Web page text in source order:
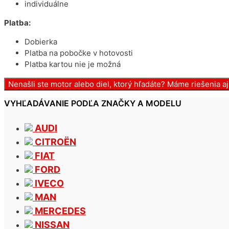
individuálne
Platba:
Dobierka
Platba na pobočke v hotovosti
Platba kartou nie je možná
Nenašli ste motor alebo diel, ktorý hľadáte? Máme riešenia
VYHĽADÁVANIE PODĽA ZNAČKY A MODELU
AUDI
CITROËN
FIAT
FORD
IVECO
MAN
MERCEDES
NISSAN